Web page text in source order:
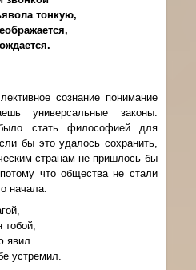
тонкую,
сознание понимание
универсальные законы.
стать философией для
бы это удалось сохранить,
странам не пришлось бы
что общества не стали
начала.
явил
устремил.